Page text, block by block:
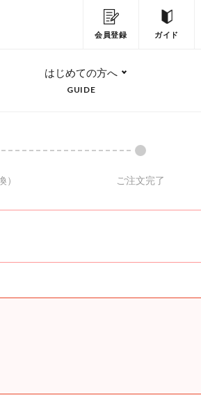
会員登録
ガイド
はじめての方へ
GUIDE
） ご注文完了